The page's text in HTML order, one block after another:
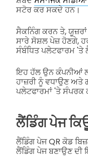
ਸਟੋਰ ਕਰ ਸਕਦੇ ਹਨ।
ਸੈਕਨਿੰਗ ਕਰਨ ਤੇ,
ਸਾਰੇ ਸੋਸ਼ਲ ਪੇਜ਼ ਹੋਣਗੇ,
ਸੰਬੰਧਿਤ ਪਲੇਟਫਾਰਮ 'ਤੇ
ਇਹ ਹੱਲ ਉਨ ਕੰਪਨੀਆਂ
ਹਾਜ਼ਰੀ ਨੂੰ ਵਧਾਉਣ ਅਤੇ
ਪਲੇਟਫਾਰਮਾਂ 'ਤੇ
ਲੈਂਡਿੰਗ ਪੇਜ
ਲੈਂਡਿੰਗ ਪੇਜ QR ਕੋਡ
ਲੈਂਡਿੰਗ ਪੇਜ ਬਣਾਉਣ ਦੀ